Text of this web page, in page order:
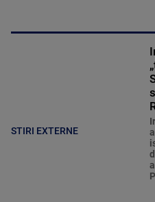
STIRI EXTERNE